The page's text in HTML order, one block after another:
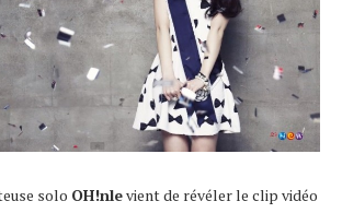
solo OH!nlevient de révéler le clip vidéo